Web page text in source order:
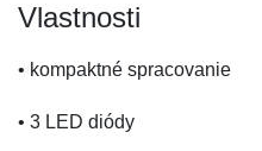
Vlastnosti
• kompaktné spracovanie
• 3 LED diódy